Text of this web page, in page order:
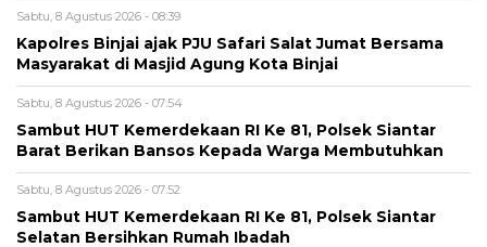
Sabtu, 8 Agustus 2026 - 08:39
Kapolres Binjai ajak PJU Safari Salat Jumat Bersama
Masyarakat di Masjid Agung Kota Binjai
Sabtu, 8 Agustus 2026 - 07:54
Sambut HUT Kemerdekaan RI Ke 81, Polsek Siantar
Barat Berikan Bansos Kepada Warga Membutuhkan
Sabtu, 8 Agustus 2026 - 07:52
Sambut HUT Kemerdekaan RI Ke 81, Polsek Siantar
Selatan Bersihkan Rumah Ibadah